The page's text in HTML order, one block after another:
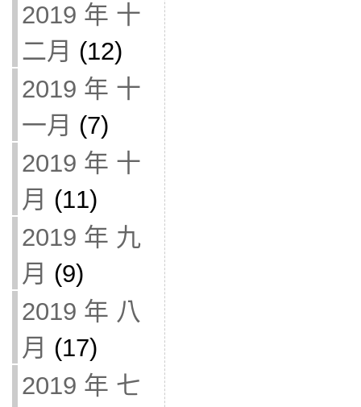
2019 年 十
二月 (12)
2019 年 十
一月 (7)
2019 年 十
月 (11)
2019 年 九
月 (9)
2019 年 八
月 (17)
2019 年 七